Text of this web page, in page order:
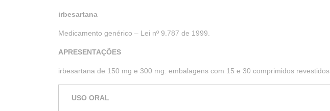
irbesartana
Medicamento genérico – Lei nº 9.787 de 1999.
APRESENTAÇÕES
irbesartana de 150 mg e 300 mg: embalagens com 15 e 30 comprimidos revestidos.
USO ORAL